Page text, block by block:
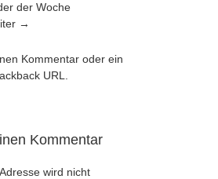
der Woche
→
Kommentar oder ein
URL
Kommentar
wird nicht